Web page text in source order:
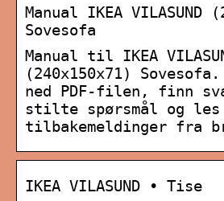
Manual IKEA VILASUND
Sovesofa
Manual til IKEA
(240x150x71)
ned PDF-filen, finn
stilte spørsmål og les
tilbakemeldinger fra
IKEA VILASUND • Tise